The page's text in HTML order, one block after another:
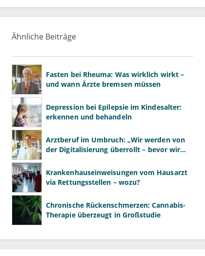
Ähnliche Beiträge
Fasten bei Rheuma: Was wirklich wirkt –
und wann Ärzte bremsen müssen
Depression bei Epilepsie im Kindesalter:
erkennen und behandeln
Arztberuf im Umbruch: „Wir werden von
der Digitalisierung überrollt – bevor wir
Krankenhauseinweisungen vom Hausarzt
via Rettungsstellen – wozu?
Chronische Rückenschmerzen: Cannabis-
Therapie überzeugt in Großstudie